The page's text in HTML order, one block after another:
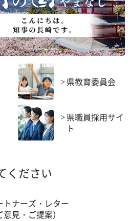
県教育委員会
県職員採用サイ
ト
ください
トナーズ・レター
意見・ご提案）